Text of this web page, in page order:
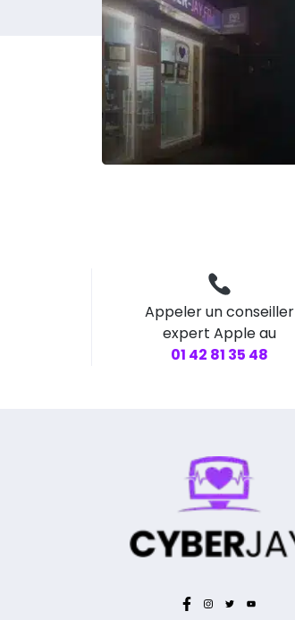
Appeler un conseiller
expert Apple au
01 42 81 35 48